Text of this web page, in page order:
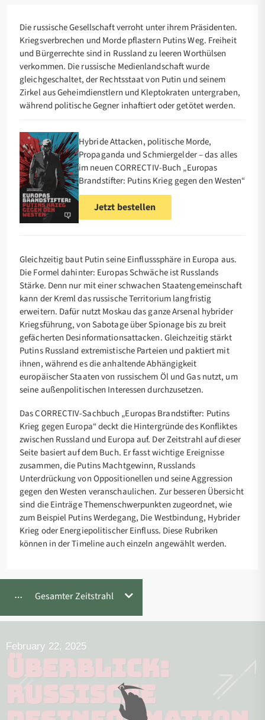
Die russische Gesellschaft verroht unter ihrem Präsidenten.
Kriegsverbrechen und Morde pflastern Putins Weg. Freiheit
und Bürgerrechte sind in Russland zu leeren Worthülsen
verkommen. Die russische Medienlandschaft wurde
gleichgeschaltet, der Rechtsstaat von Putin und seinem
Zirkel aus Geheimdienstlern und Kleptokraten untergraben,
während politische Gegner inhaftiert oder getötet werden.
Hybride Attacken, politische Morde,
Propaganda und Schmiergelder – das alles
im neuen CORRECTIV-Buch „Europas
Brandstifter: Putins Krieg gegen den Westen“
Jetzt bestellen
Gleichzeitig baut Putin seine Einflusssphäre in Europa aus.
Die Formel dahinter: Europas Schwäche ist Russlands
Stärke. Denn nur mit einer schwachen Staatengemeinschaft
kann der Kreml das russische Territorium langfristig
erweitern. Dafür nutzt Moskau das ganze Arsenal hybrider
Kriegsführung, von Sabotage über Spionage bis zu breit
gefächerten Desinformationsattacken. Gleichzeitig stärkt
Putins Russland extremistische Parteien und paktiert mit
ihnen, während es die anhaltende Abhängigkeit
europäischer Staaten von russischem Öl und Gas nutzt, um
seine außenpolitischen Interessen durchzusetzen.
Das CORRECTIV-Sachbuch „Europas Brandstifter: Putins
Krieg gegen Europa“ deckt die Hintergründe des Konfliktes
zwischen Russland und Europa auf. Der Zeitstrahl auf dieser
Seite basiert auf dem Buch. Er fasst wichtige Ereignisse
zusammen, die Putins Machtgewinn, Russlands
Unterdrückung von Oppositionellen und seine Aggression
gegen den Westen veranschaulichen. Zur besseren Übersicht
sind die Einträge Themenschwerpunkten zugeordnet, wie
zum Beispiel Putins Werdegang, Die Westbindung, Hybrider
Krieg oder Energiepolitischer Einfluss. Diese Rubriken
können in der Timeline auch einzeln angewählt werden.
Gesamter Zeitstrahl
Überblick:
Russische
February 22, 2025